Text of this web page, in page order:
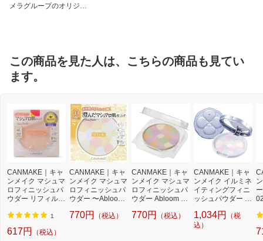
メラグループのオリジナ
この商品を見た人は、こちらの商品も見てい
ます。
CANMAKE｜キャ
ンメイク マシュマ
ロフィニッシュパ
ウダー リフィル M
ークル
1
617円 （税込）
CANMAKE｜キャ
ンメイク マシュマ
ロフィニッシュパ
ウダー 〜Abloo
プルメリアリース
770円 （税込）
CANMAKE｜キャ
ンメイク マシュマ
ロフィニッシュパ
ウダー Abloom リ
レストブーケ
770円 （税込）
CANMAKE｜キャ
ンメイク イルミネ
イティングフィニ
ッシュパウダー 〜
ドレンジアガーデ
ン
1,034円
（税
込）